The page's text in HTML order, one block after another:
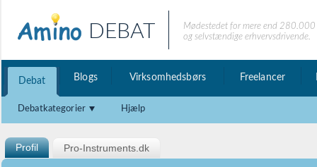
DEBAT
Mødestedet for mere end
og selvstændige erhvervsdrivende.
Debat Blogs Virksomhedsbørs Freelancer
Debatkategorier Hjælp
Profil Pro-Instruments.dk